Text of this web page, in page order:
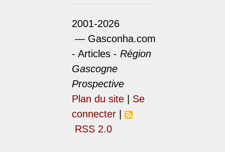
2001-2026
— Gasconha.com
- Articles -Région
Gascogne
Prospective
Plan du site
Se
connecter |
RSS 2.0